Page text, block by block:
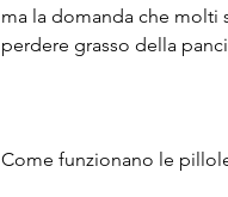
ma la domanda che molti
perdere grasso della
Come funzionano le